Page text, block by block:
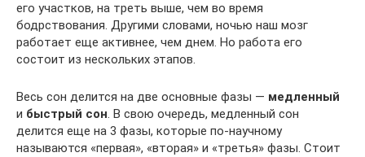
его участков, на треть выше, чем во время
бодрствования. Другими словами, ночью наш мозг
работает еще активнее, чем днем. Но работа его
состоит из нескольких этапов.
Весь сон делится на две основные фазы — медленный
и быстрый сон. В свою очередь, медленный сон
делится еще на 3 фазы, которые по-научному
называются «первая», «вторая» и «третья» фазы. Стоит